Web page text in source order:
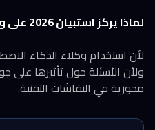
لماذا يركز استبيان 2026 على وكلاء AI؟
لأن استخدام وكلاء الذكاء
ولأن الأسئلة حول تأثيرها
محورية في النقاشات التقنية.